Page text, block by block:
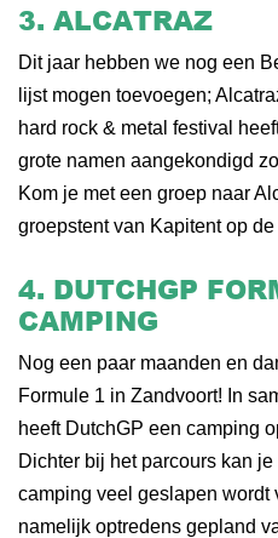
3. ALCATRAZ
Dit jaar hebben we nog een
lijst mogen toevoegen;
hard rock & metal festival
grote namen aangekondigd
Kom je met een groep naar
groepstent van Kapitent op
4. DUTCHGP
CAMPING
Nog een paar maanden en
Formule 1 in Zandvoort! In
heeft DutchGP een camping
Dichter bij het parcours kan
camping veel geslapen wordt
namelijk optredens gepland